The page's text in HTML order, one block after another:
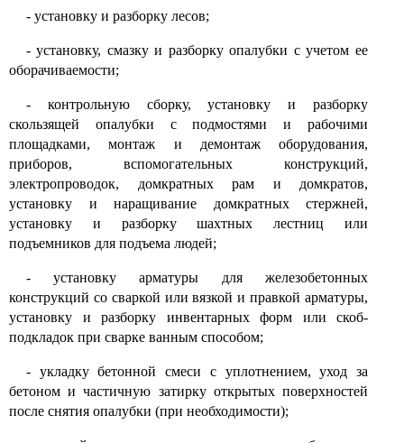
- установку и разборку лесов;
- установку, смазку и разборку опалубки с учетом ее
оборачиваемости;
- контрольную сборку, установку и разборку
скользящей опалубки с подмостями и рабочими
площадками, монтаж и демонтаж оборудования,
приборов, вспомогательных конструкций,
электропроводок, домкратных рам и домкратов,
установку и наращивание домкратных стержней,
установку и разборку шахтных лестниц или
подъемников для подъема людей;
- установку арматуры для железобетонных
конструкций со сваркой или вязкой и правкой арматуры,
установку и разборку инвентарных форм или скоб-
подкладок при сварке ванным способом;
- укладку бетонной смеси с уплотнением, уход за
бетоном и частичную затирку открытых поверхностей
после снятия опалубки (при необходимости);